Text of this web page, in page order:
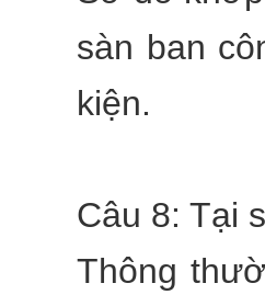
sàn ban
kiện.
Câu 8: Tại
Thông